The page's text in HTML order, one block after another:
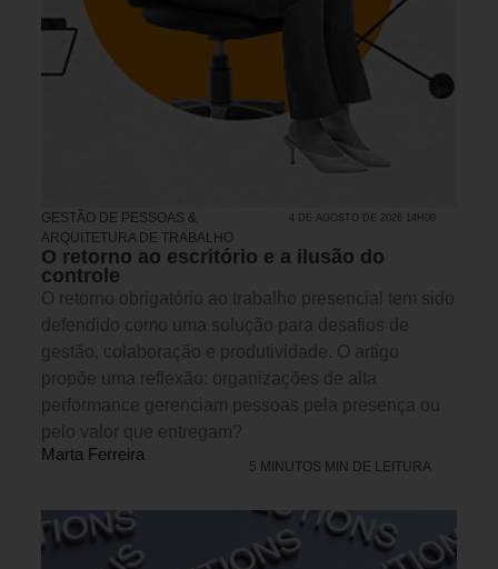
GESTÃO DE PESSOAS &
ARQUITETURA DE TRABALHO
4 DE AGOSTO DE 2026 14H00
O retorno ao escritório e a ilusão do
controle
O retorno obrigatório ao trabalho presencial tem sido
defendido como uma solução para desafios de
gestão, colaboração e produtividade. O artigo
propõe uma reflexão: organizações de alta
performance gerenciam pessoas pela presença ou
pelo valor que entregam?
Marta Ferreira
5 MINUTOS MIN DE LEITURA